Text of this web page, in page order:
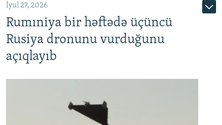
İyul 27, 2026
Rumıniya bir həftədə üçüncü
Rusiya dronunu vurduğunu
açıqlayıb